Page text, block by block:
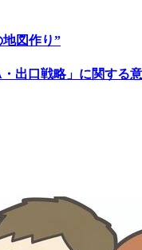
図作り”
出口戦略」に関する意